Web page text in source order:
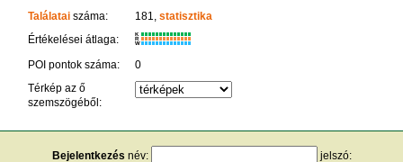
Találataiszáma: 181, statisztika
Értékelései átlaga:
K
R
W
POI pontok száma:
0
Térkép az ő
szemszögéből:
Bejelentkezés név:
jelszó: